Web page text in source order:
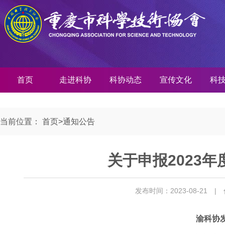
首页 走进科协 科协动态 宣传文化 科
当前位置： 首页>通知公告
关于申报2023年
发布时间：2023-08-21 |
渝科协